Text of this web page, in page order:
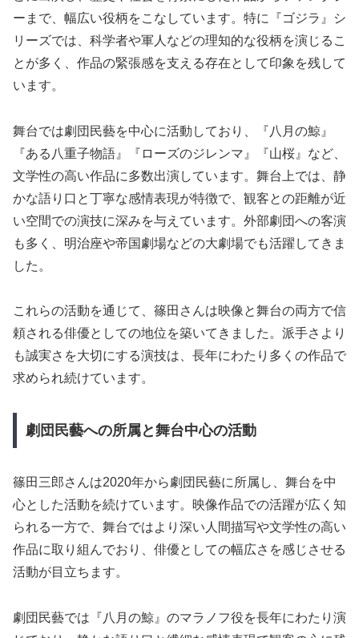
ーまで、幅広い役柄をこなしています。特に『ゴジラ』シ
リーズでは、科学者や軍人などの理知的な役柄を演じるこ
とが多く、作品の緊張感を支える存在として印象を残して
います。
舞台では劇団民藝を中心に活動しており、『八月の鯨』
『ある八重子物語』『ローズのジレンマ』『山桜』など、
文学性の高い作品に多数出演しています。舞台上では、静
かな語り口と丁寧な感情表現が特徴で、観客との距離が近
い空間での演技に深みを与えています。外部劇団への客演
も多く、明治座や帝国劇場などの大劇場でも活躍してきま
した。
これらの活動を通じて、篠田さんは映像と舞台の両方で信
頼される俳優としての地位を築いてきました。派手さより
も誠実さを大切にする演技は、長年にわたり多くの作品で
求められ続けています。
劇団民藝への所属と舞台中心の活動
篠田三郎さんは2020年から劇団民藝に所属し、舞台を中
心とした活動を続けています。映像作品での活躍が広く知
られる一方で、舞台ではより深い人間描写や文学性の高い
作品に取り組んでおり、俳優としての幅広さを感じさせる
活動が目立ちます。
劇団民藝では『八月の鯨』のマラノフ役を長年にわたり演